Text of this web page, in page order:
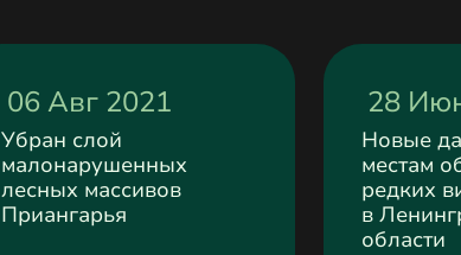
06 Авг 2021
Убран слой
малонарушенных
лесных массивов
Приангарья
28
Новые
местам
редких
в
области